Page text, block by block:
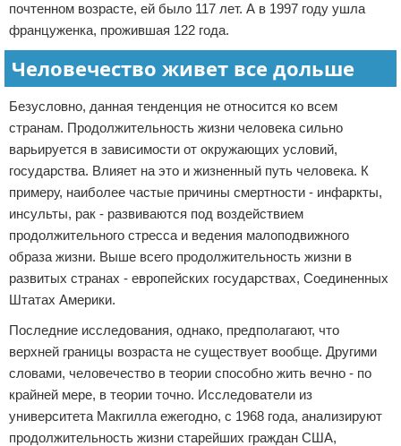
почтенном возрасте, ей было 117 лет. А в 1997 году ушла
француженка, прожившая 122 года.
Человечество живет все дольше
Безусловно, данная тенденция не относится ко всем
странам. Продолжительность жизни человека сильно
варьируется в зависимости от окружающих условий,
государства. Влияет на это и жизненный путь человека. К
примеру, наиболее частые причины смертности - инфаркты,
инсульты, рак - развиваются под воздействием
продолжительного стресса и ведения малоподвижного
образа жизни. Выше всего продолжительность жизни в
развитых странах - европейских государствах, Соединенных
Штатах Америки.
Последние исследования, однако, предполагают, что
верхней границы возраста не существует вообще. Другими
словами, человечество в теории способно жить вечно - по
крайней мере, в теории точно. Исследователи из
университета Макгилла ежегодно, с 1968 года, анализируют
продолжительность жизни старейших граждан США,